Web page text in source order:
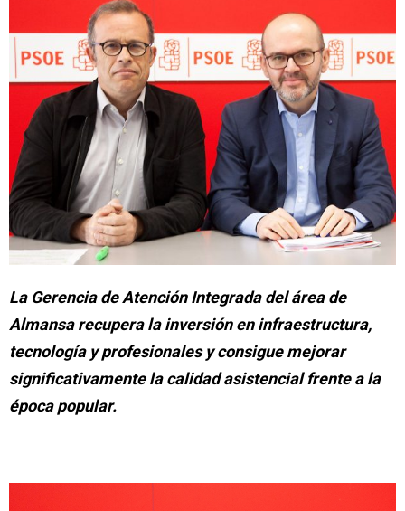
La Gerencia de Atención Integrada del área de
Almansa recupera la inversión en infraestructura,
tecnología y profesionales y consigue mejorar
significativamente la calidad asistencial frente a la
época popular.